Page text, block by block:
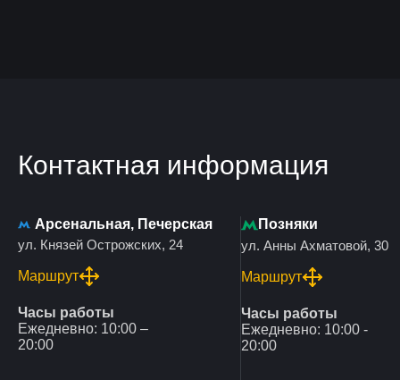
Контактная информация
Арсенальная, Печерская
ул. Князей Острожских, 24
Маршрут
Часы работы
Ежедневно: 10:00 –
20:00
Позняки
ул. Анны Ахматовой, 30
Маршрут
Часы работы
Ежедневно: 10:00 -
20:00